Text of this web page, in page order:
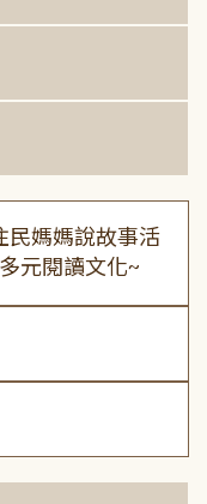
民媽媽說故事活
元閱讀文化~